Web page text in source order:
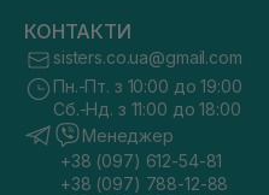
КОНТАКТИ
sisters.co.ua@gmail.com
Пн.-Пт. з 10:00 до 19:00
Сб.-Нд. з 11:00 до 18:00
Менеджер
+38 (097) 612-54-81
+38 (097) 788-12-88